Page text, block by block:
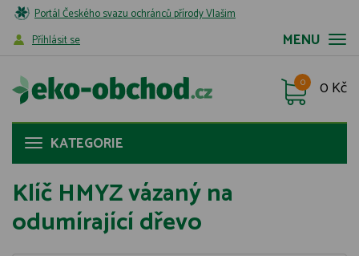
Portál Českého svazu ochránců přírody Vlašim
MENU
Příhlásit se
0 Kč
0
KATEGORIE
Klíč HMYZ vázaný na
odumírající dřevo